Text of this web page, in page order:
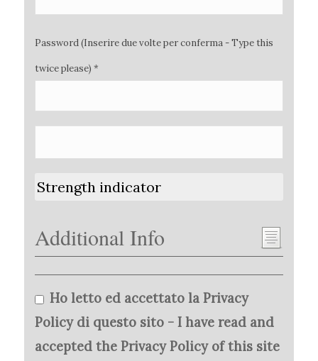
Password (Inserire due volte per conferma - Type this
twice please) *
Strength indicator
Additional Info
Ho letto ed accettato la Privacy
Policy di questo sito - I have read and
accepted the Privacy Policy of this site